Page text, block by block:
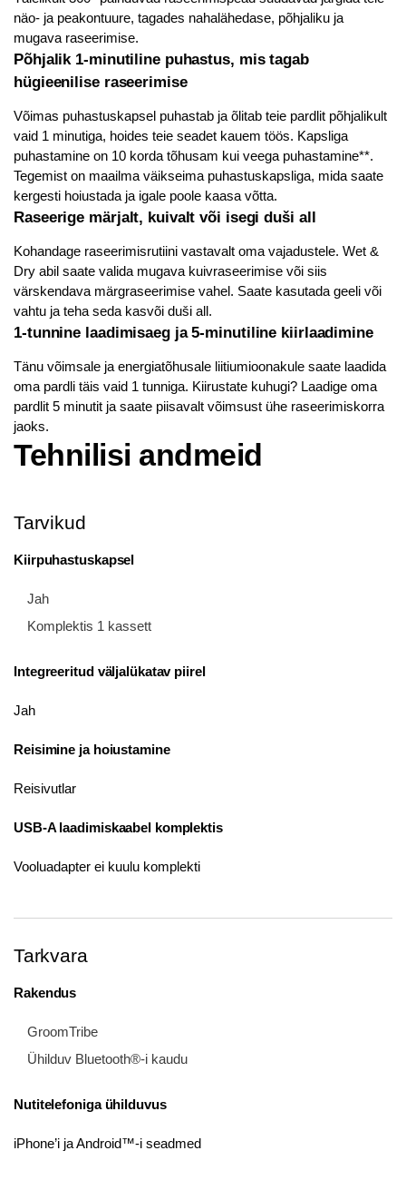
näo- ja peakontuure, tagades nahalähedase, põhjaliku ja
mugava raseerimise.
Põhjalik 1-minutiline puhastus, mis tagab
hügieenilise raseerimise
Võimas puhastuskapsel puhastab ja õlitab teie pardlit põhjalikult
vaid 1 minutiga, hoides teie seadet kauem töös. Kapsliga
puhastamine on 10 korda tõhusam kui veega puhastamine**.
Tegemist on maailma väikseima puhastuskapsliga, mida saate
kergesti hoiustada ja igale poole kaasa võtta.
Raseerige märjalt, kuivalt või isegi duši all
Kohandage raseerimisrutiini vastavalt oma vajadustele. Wet &
Dry abil saate valida mugava kuivraseerimise või siis
värskendava märgraseerimise vahel. Saate kasutada geeli või
vahtu ja teha seda kasvõi duši all.
1-tunnine laadimisaeg ja 5-minutiline kiirlaadimine
Tänu võimsale ja energiatõhusale liitiumioonakule saate laadida
oma pardli täis vaid 1 tunniga. Kiirustate kuhugi? Laadige oma
pardlit 5 minutit ja saate piisavalt võimsust ühe raseerimiskorra
jaoks.
Tehnilisi andmeid
Tarvikud
Kiirpuhastuskapsel
Jah
Komplektis 1 kassett
Integreeritud väljalükatav piirel
Jah
Reisimine ja hoiustamine
Reisivutlar
USB-A laadimiskaabel komplektis
Vooluadapter ei kuulu komplekti
Tarkvara
Rakendus
GroomTribe
Ühilduv Bluetooth®-i kaudu
Nutitelefoniga ühilduvus
iPhone’i ja Android™-i seadmed